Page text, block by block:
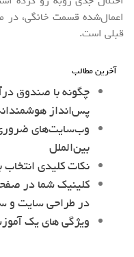
اعمال‌شده قسمت خانگی، در
قبلی است.
آخرین مطالب
چگونه با صندوق
پس‌انداز
وب‌سایت‌های
بین‌الملل
نکات کلیدی انتخاب
کلینیک شما در
در طراحی سایت
ویژگی های یک